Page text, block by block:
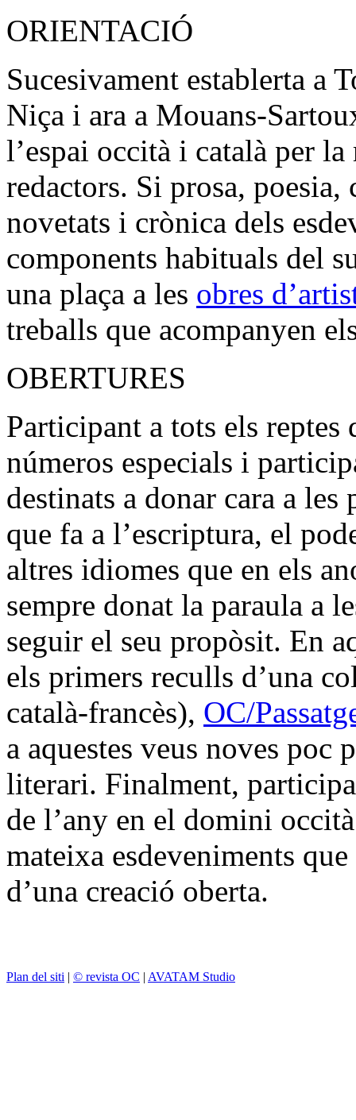
ORIENTACIÓ
Sucesivament establerta a
Niça i ara a Mouans-
l’espai occità i català per
redactors. Si prosa,
novetats i crònica dels
components habituals del
una plaça a les obres
treballs que acompanyen
OBERTURES
Participant a tots els reptes
números especials i
destinats a donar cara a
que fa a l’escriptura, el
altres idiomes que en els
sempre donat la paraula a
seguir el seu propòsit. En
els primers reculls d’una
català-francès), OC/
a aquestes veus noves poc
literari. Finalment,
de l’any en el domini
mateixa esdeveniments
d’una creació oberta.
Plan del siti | © revista OC | AVATAM Studio